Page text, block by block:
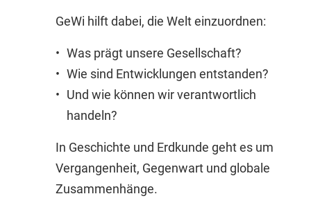
GeWi hilft dabei, die Welt einzuordnen:
Was prägt unsere Gesellschaft?
Wie sind Entwicklungen entstanden?
Und wie können wir verantwortlich
handeln?
In Geschichte und Erdkunde geht es um
Vergangenheit, Gegenwart und globale
Zusammenhänge.